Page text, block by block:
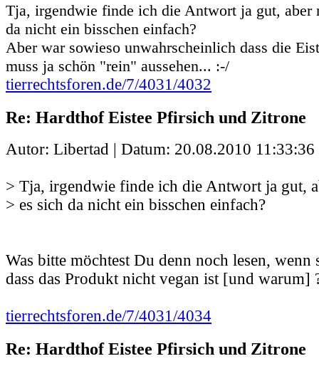
Tja, irgendwie finde ich die Antwort ja gut, aber
da nicht ein bisschen einfach?
Aber war sowieso unwahrscheinlich dass die
muss ja schön "rein" aussehen... :-/
tierrechtsforen.de/7/4031/4032
Re: Hardthof Eistee Pfirsich und Zitrone
Autor: Libertad | Datum: 20.08.2010 11:33:36
> Tja, irgendwie finde ich die Antwort ja gut,
> es sich da nicht ein bisschen einfach?
Was bitte möchtest Du denn noch lesen, wenn
dass das Produkt nicht vegan ist [und warum]
tierrechtsforen.de/7/4031/4034
Re: Hardthof Eistee Pfirsich und Zitrone